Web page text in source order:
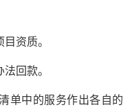
资质。
回款。
单中的服务作出各自的